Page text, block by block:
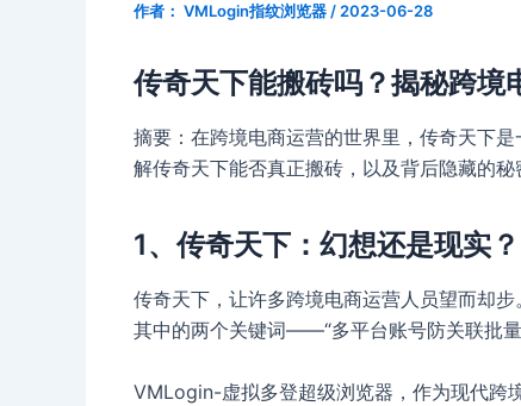
作者： VMLogin指纹浏览器 / 2023-06-28
传奇天下能搬砖吗？揭秘跨境
摘要：在跨境电商运营的世界里，传奇天下
解传奇天下能否真正搬砖，以及背后隐藏的秘
1、传奇天下：幻想还是现实？
传奇天下，让许多跨境电商运营人员望而却
其中的两个关键词——“多平台账号防关联批量
VMLogin-虚拟多登超级浏览器，作为现代跨